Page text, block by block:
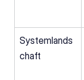
Systemlands
chaft